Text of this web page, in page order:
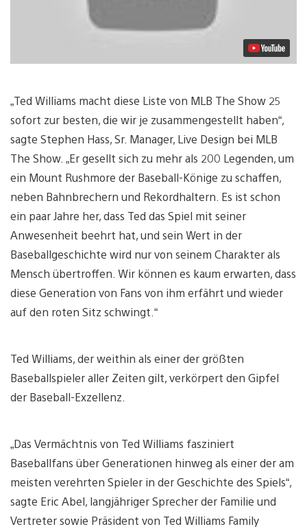
„Ted Williams macht diese Liste von MLB The Show 25
sofort zur besten, die wir je zusammengestellt haben“,
sagte Stephen Hass, Sr. Manager, Live Design bei MLB
The Show. „Er gesellt sich zu mehr als 200 Legenden, um
ein Mount Rushmore der Baseball-Könige zu schaffen,
neben Bahnbrechern und Rekordhaltern. Es ist schon
ein paar Jahre her, dass Ted das Spiel mit seiner
Anwesenheit beehrt hat, und sein Wert in der
Baseballgeschichte wird nur von seinem Charakter als
Mensch übertroffen. Wir können es kaum erwarten, dass
diese Generation von Fans von ihm erfährt und wieder
auf den roten Sitz schwingt.“
Ted Williams, der weithin als einer der größten
Baseballspieler aller Zeiten gilt, verkörpert den Gipfel
der Baseball-Exzellenz.
„Das Vermächtnis von Ted Williams fasziniert
Baseballfans über Generationen hinweg als einer der am
meisten verehrten Spieler in der Geschichte des Spiels“,
sagte Eric Abel, langjähriger Sprecher der Familie und
Vertreter sowie Präsident von Ted Williams Family